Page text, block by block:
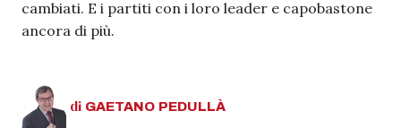
cambiati. E i partiti con i loro leader e capobastone
ancora di più.
di GAETANO PEDULLÀ